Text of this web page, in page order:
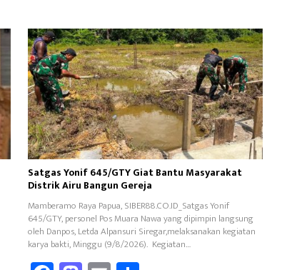
Satgas Yonif 645/GTY Giat Bantu Masyarakat
Distrik Airu Bangun Gereja ‎
Mamberamo Raya Papua, SIBER88.CO.ID_Satgas Yonif
645/GTY, personel Pos Muara Nawa yang dipimpin langsung
oleh Danpos, Letda Alpansuri Siregar,melaksanakan kegiatan
karya bakti, Minggu (9/8/2026). ‎ Kegiatan…